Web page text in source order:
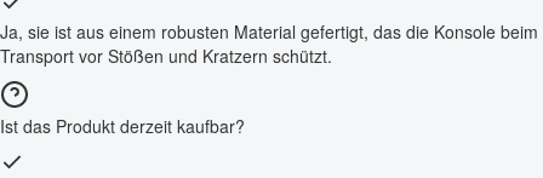
Ja, sie ist aus einem robusten Material gefertigt, das die Konsole beim
Transport vor Stößen und Kratzern schützt.
Ist das Produkt derzeit kaufbar?